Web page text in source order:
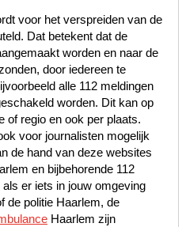
voor het verspreiden van de
Dat betekent dat de
worden en naar de
door iedereen te
alle 112 meldingen
worden. Dit kan op
of regio en ook per plaats.
voor journalisten mogelijk
de hand van deze websites
en bijbehorende 112
er iets in jouw omgeving
de politie Haarlem, de
Haarlem zijn